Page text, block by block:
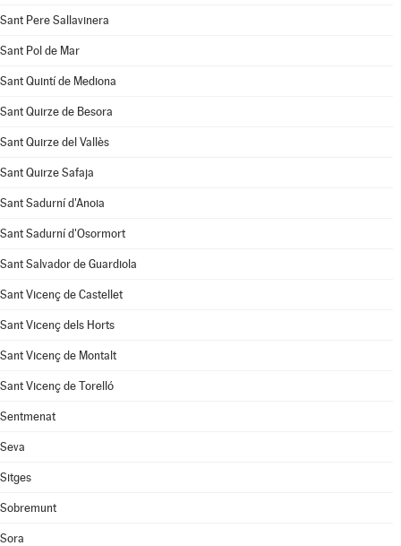
Sant Pere Sallavinera
Sant Pol de Mar
Sant Quintí de Mediona
Sant Quirze de Besora
Sant Quirze del Vallès
Sant Quirze Safaja
Sant Sadurní d'Anoia
Sant Sadurní d'Osormort
Sant Salvador de Guardiola
Sant Vicenç de Castellet
Sant Vicenç dels Horts
Sant Vicenç de Montalt
Sant Vicenç de Torelló
Sentmenat
Seva
Sitges
Sobremunt
Sora